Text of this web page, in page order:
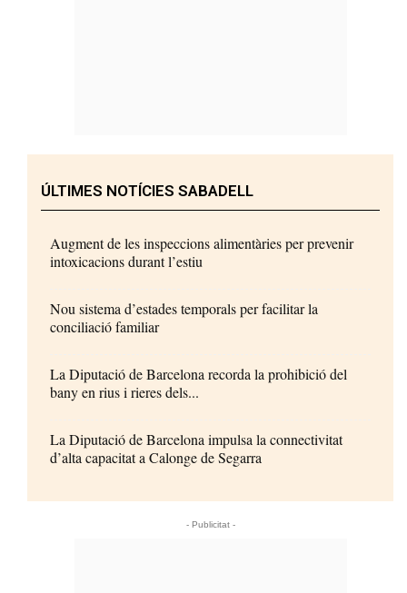
ÚLTIMES NOTÍCIES SABADELL
Augment de les inspeccions alimentàries per prevenir
intoxicacions durant l’estiu
Nou sistema d’estades temporals per facilitar la
conciliació familiar
La Diputació de Barcelona recorda la prohibició del
bany en rius i rieres dels...
La Diputació de Barcelona impulsa la connectivitat
d’alta capacitat a Calonge de Segarra
- Publicitat -